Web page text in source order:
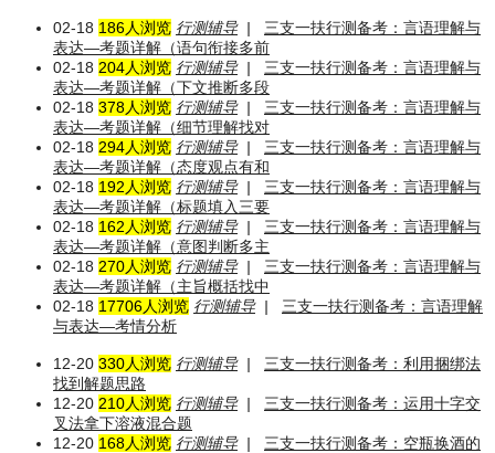
02-18 186人浏览 行测辅导|
三支一扶行测备考：言语理解与
表达—考题详解（语句衔接多前
02-18 204人浏览 行测辅导|
三支一扶行测备考：言语理解与
表达—考题详解（下文推断多段
02-18 378人浏览 行测辅导|
三支一扶行测备考：言语理解与
表达—考题详解（细节理解找对
02-18 294人浏览 行测辅导|
三支一扶行测备考：言语理解与
表达—考题详解（态度观点有和
02-18 192人浏览 行测辅导|
三支一扶行测备考：言语理解与
表达—考题详解（标题填入三要
02-18 162人浏览 行测辅导|
三支一扶行测备考：言语理解与
表达—考题详解（意图判断多主
02-18 270人浏览 行测辅导|
三支一扶行测备考：言语理解与
表达—考题详解（主旨概括找中
02-18 17706人浏览 行测辅导|
三支一扶行测备考：言语理解
与表达—考情分析
12-20 330人浏览 行测辅导|
三支一扶行测备考：利用捆绑法
找到解题思路
12-20 210人浏览 行测辅导|
三支一扶行测备考：运用十字交
叉法拿下溶液混合题
12-20 168人浏览 行测辅导|
三支一扶行测备考：空瓶换酒的